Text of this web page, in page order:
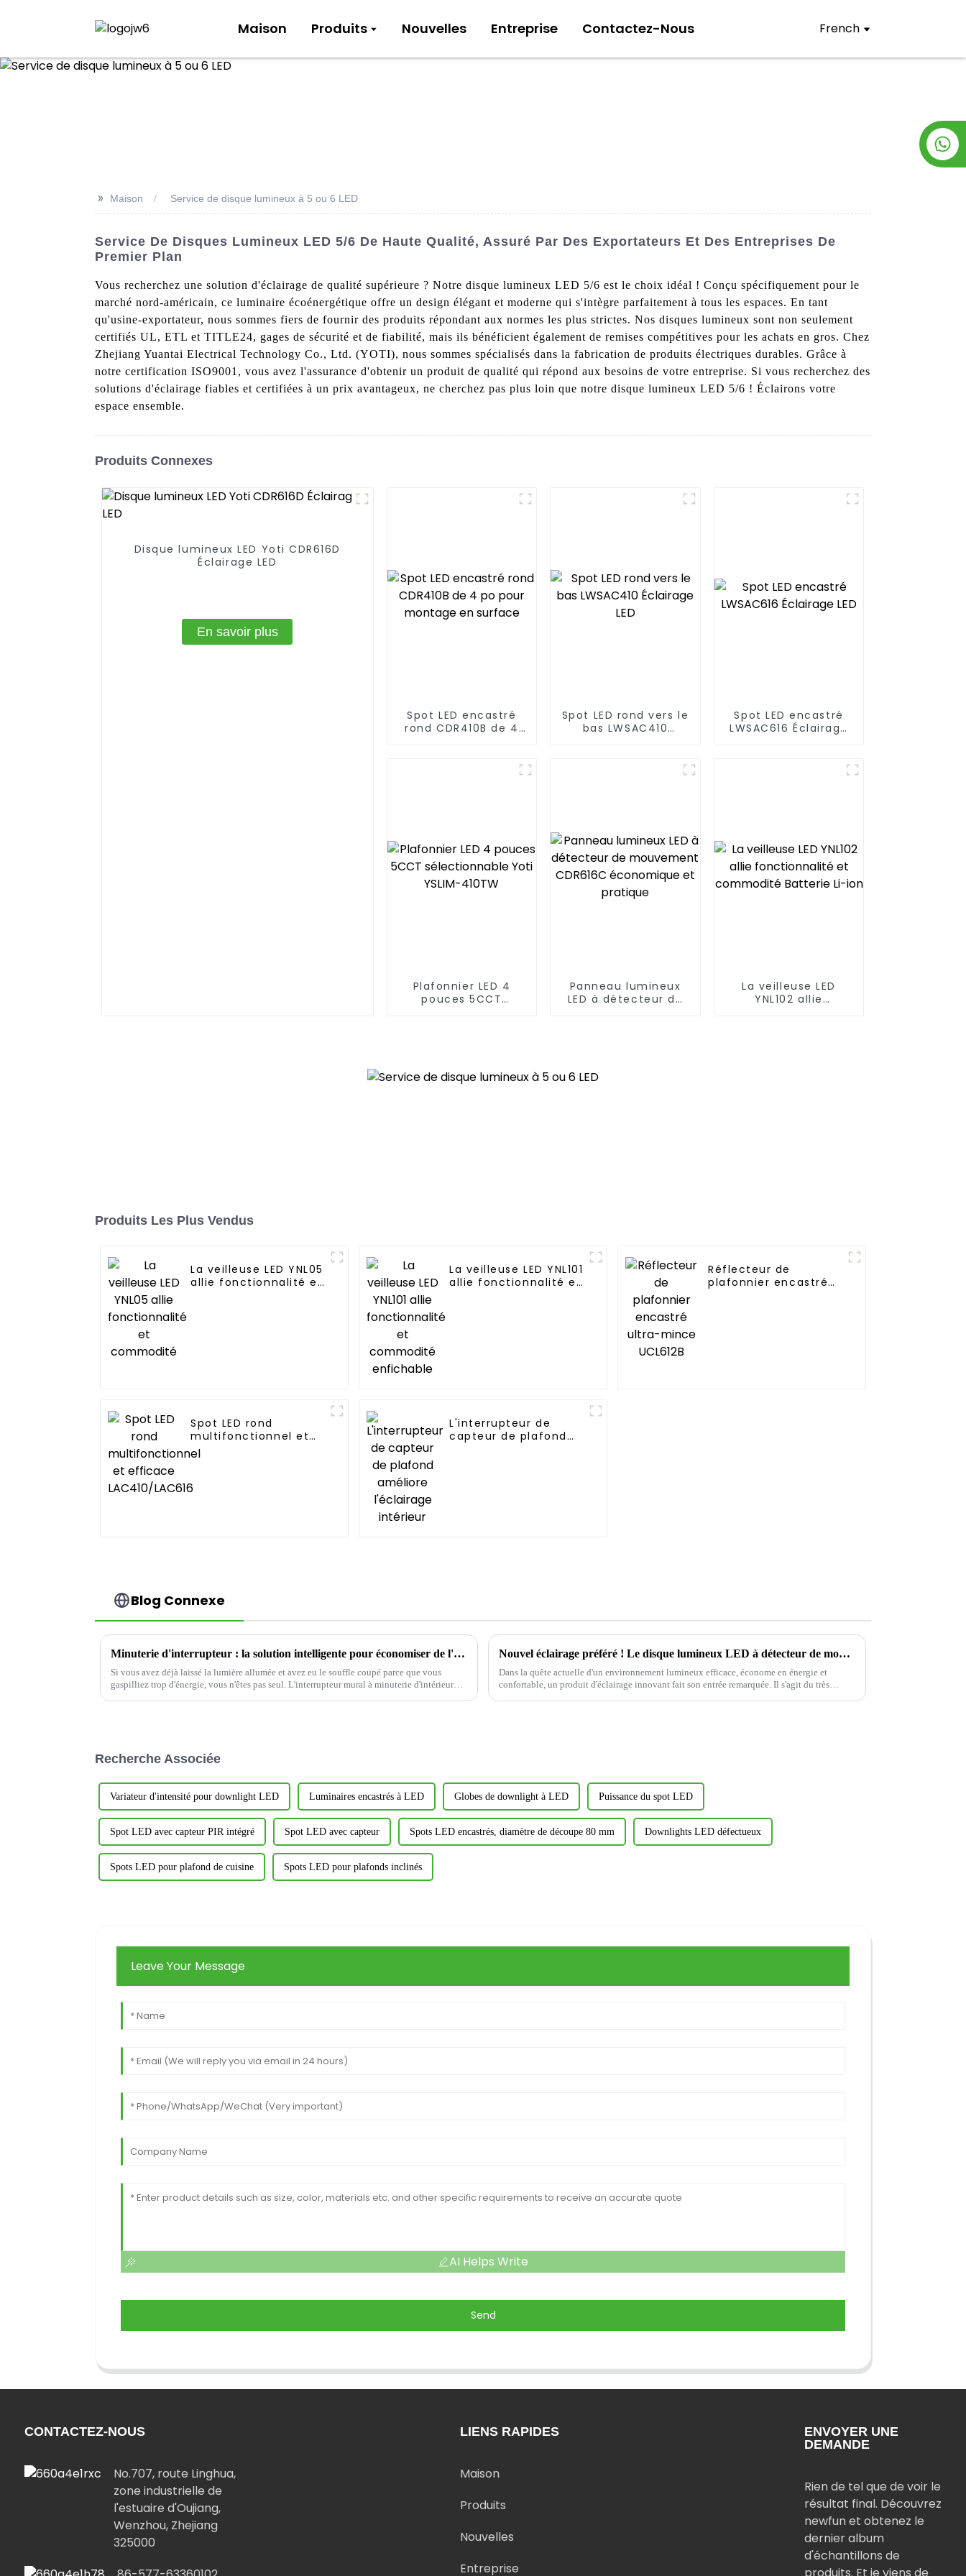
Maison Produits Nouvelles Entreprise Contactez-Nous French
>> Maison Service de disque lumineux à 5 ou 6 LED
Service De Disques Lumineux LED 5/6 De Haute Qualité, Assuré Par Des Exportateurs Et Des Entreprises De
Premier Plan
Vous recherchez une solution d'éclairage de qualité supérieure ? Notre disque lumineux LED 5/6 est le choix idéal ! Conçu spécifiquement pour le
marché nord-américain, ce luminaire écoénergétique offre un design élégant et moderne qui s'intègre parfaitement à tous les espaces. En tant
qu'usine-exportateur, nous sommes fiers de fournir des produits répondant aux normes les plus strictes. Nos disques lumineux sont non seulement
certifiés UL, ETL et TITLE24, gages de sécurité et de fiabilité, mais ils bénéficient également de remises compétitives pour les achats en gros. Chez
Zhejiang Yuantai Electrical Technology Co., Ltd. (YOTI), nous sommes spécialisés dans la fabrication de produits électriques durables. Grâce à
notre certification ISO9001, vous avez l'assurance d'obtenir un produit de qualité qui répond aux besoins de votre entreprise. Si vous recherchez des
solutions d'éclairage fiables et certifiées à un prix avantageux, ne cherchez pas plus loin que notre disque lumineux LED 5/6 ! Éclairons votre
espace ensemble.
Produits Connexes
Disque lumineux LED Yoti CDR616D
Éclairage LED
En savoir plus
Spot LED encastré
rond CDR410B de 4
Spot LED rond vers le
bas LWSAC410
Spot LED encastré
LWSAC616 Éclairage
Plafonnier LED 4
pouces 5CCT
Panneau lumineux
LED à détecteur de
La veilleuse LED
YNL102 allie
Produits Les Plus Vendus
La veilleuse LED YNL05
allie fonctionnalité et
La veilleuse LED YNL101
allie fonctionnalité et
Réflecteur de
plafonnier encastré
Spot LED rond
multifonctionnel et
efficace
LAC410/LAC616
L'interrupteur de
capteur de plafond
Blog Connexe
Minuterie d'interrupteur : la solution intelligente pour économiser de l'énergie
Si vous avez déjà laissé la lumière allumée et avez eu le souffle coupé parce que vous
gaspilliez trop d'énergie, vous n'êtes pas seul. L'interrupteur mural à minuterie d'intérieur
Nouvel éclairage préféré ! Le disque lumineux LED à détecteur de mouvement CDR616C, illumine votre vie en couleurs.
Dans la quête actuelle d'un environnement lumineux efficace, économe en énergie et
confortable, un produit d'éclairage innovant fait son entrée remarquée. Il s'agit du très
Recherche Associée
Variateur d'intensité pour downlight LED Luminaires encastrés à LED Globes de downlight à LED Puissance du spot LED
Spot LED avec capteur PIR intégré Spot LED avec capteur Spots LED encastrés, diamètre de découpe 80 mm Downlights LED défectueux
Spots LED pour plafond de cuisine Spots LED pour plafonds inclinés
Leave Your Message
AI Helps Write
Send
CONTACTEZ-NOUS
No.707, route Linghua,
zone industrielle de
l'estuaire d'Oujiang,
Wenzhou, Zhejiang
325000
LIENS RAPIDES
Maison
Produits
Nouvelles
Entreprise
ENVOYER UNE
DEMANDE
Rien de tel que de voir le
résultat final. Découvrez
newfun et obtenez le
dernier album
d'échantillons de
produits. Et je viens de